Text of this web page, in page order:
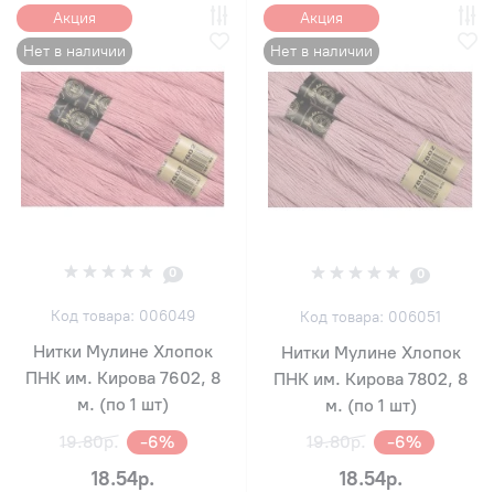
Акция
Нет в наличии
0
Код товара: 006049
Нитки Мулине Хлопок
ПНК им. Кирова 7602, 8
м. (по 1 шт)
19.80р.
-6%
18.54р.
Акция
Нет в наличии
0
Код товара: 006051
Нитки Мулине Хлопок
ПНК им. Кирова 7802, 8
м. (по 1 шт)
19.80р.
-6%
18.54р.